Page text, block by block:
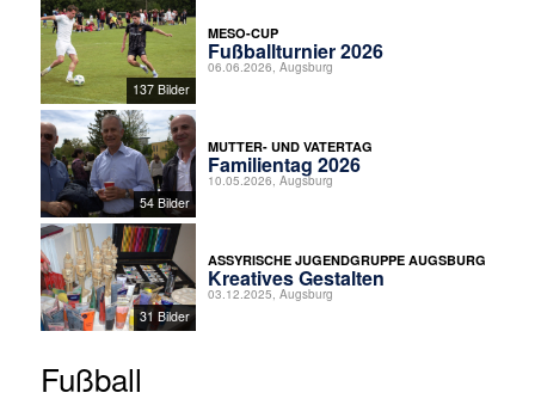
137 Bilder
MESO-CUP
Fußballturnier 2026
06.06.2026, Augsburg
54 Bilder
MUTTER- UND VATERTAG
Familientag 2026
10.05.2026, Augsburg
31 Bilder
ASSYRISCHE JUGENDGRUPPE AUGSBURG
Kreatives Gestalten
03.12.2025, Augsburg
Fußball